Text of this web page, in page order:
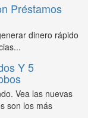
Préstamos
dinero rápido
Y 5
Vea las nuevas
son los más